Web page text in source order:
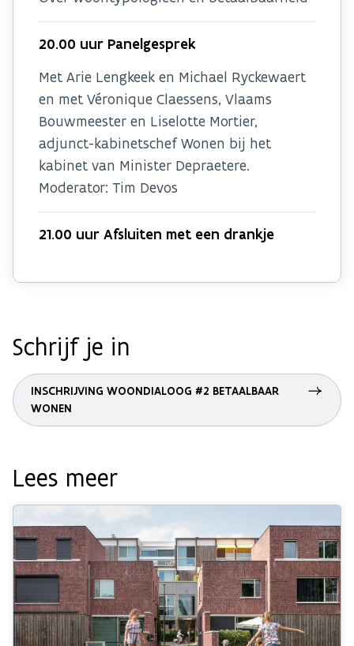
20.00 uur Panelgesprek
Met Arie Lengkeek en Michael Ryckewaert
en met Véronique Claessens, Vlaams
Bouwmeester en Liselotte Mortier,
adjunct-kabinetschef Wonen bij het
kabinet van Minister Depraetere.
Moderator: Tim Devos
21.00 uur Afsluiten met een drankje
Schrijf je in
INSCHRIJVING WOONDIALOOG #2 BETAALBAAR
WONEN
Lees meer